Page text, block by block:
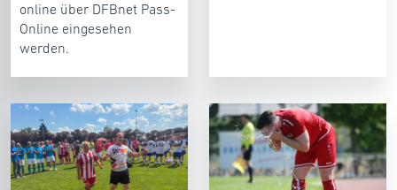
online über DFBnet Pass-
Online eingesehen
werden.